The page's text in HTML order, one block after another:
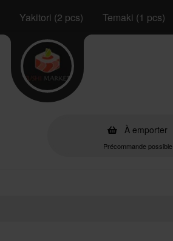
Yakitori (2 pcs) Temaki (1 pcs)
À emporter
Précommande possible